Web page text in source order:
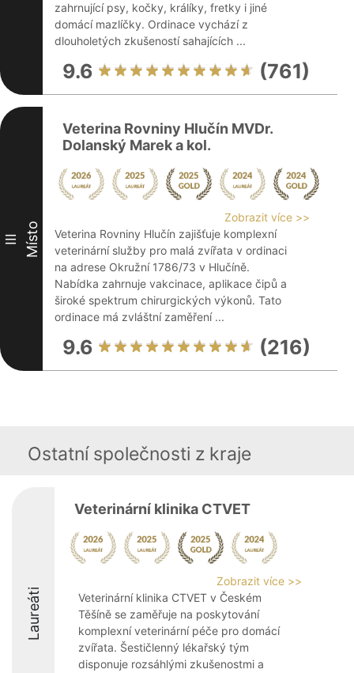
zahrnující psy, kočky, králíky, fretky i jiné
domácí mazlíčky. Ordinace vychází z
dlouholetých zkušeností sahajících ...
9.6 (761)
III Místo
Veterina Rovniny Hlučín MVDr.
Dolanský Marek a kol.
Zobrazit více >>
Veterina Rovniny Hlučín zajišťuje komplexní
veterinární služby pro malá zvířata v ordinaci
na adrese Okružní 1786/73 v Hlučíně.
Nabídka zahrnuje vakcinace, aplikace čipů a
široké spektrum chirurgických výkonů. Tato
ordinace má zvláštní zaměření ...
9.6 (216)
Ostatní společnosti z kraje
Laureáti
Veterinární klinika CTVET
Zobrazit více >>
Veterinární klinika CTVET v Českém
Těšíně se zaměřuje na poskytování
komplexní veterinární péče pro domácí
zvířata. Šestičlenný lékařský tým
disponuje rozsáhlými zkušenostmi a